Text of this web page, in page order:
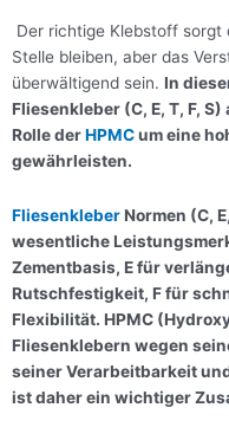
Der richtige Klebstoff sorgt
Stelle bleiben, aber das
überwältigend sein. In
Fliesenkleber (C, E, T, F,
Rolle derHPMCum eine
gewährleisten.
FliesenkleberNormen (C,
wesentliche
Zementbasis, E für
Rutschfestigkeit, F für
Flexibilität. HPMC
Fliesenklebern wegen
seiner Verarbeitbarkeit
ist daher ein wichtiger